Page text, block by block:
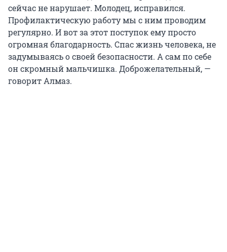
сейчас не нарушает. Молодец, исправился.
Профилактическую работу мы с ним проводим
регулярно. И вот за этот поступок ему просто
огромная благодарность. Спас жизнь человека, не
задумываясь о своей безопасности. А сам по себе
он скромный мальчишка. Доброжелательный, —
говорит Алмаз.